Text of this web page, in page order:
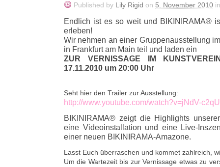
Published by Lily Rigid on 5. November 2010 in
Endlich ist es so weit und BIKINIRAMA®
erleben!
Wir nehmen an einer Gruppenausstellung
in Frankfurt am Main teil und laden ein
ZUR VERNISSAGE IM
17.11.2010 um 20:00 Uhr
Seht hier den Trailer zur Ausstellung:
http://www.youtube.com/watch?v=jNdV-
BIKINIRAMA® zeigt die Highlights
eine Videoinstallation und eine Live-
einer neuen BIKINIRAMA-Amazone.
Lasst Euch überraschen und kommet zahlreich,
Um die Wartezeit bis zur Vernissage etwas zu